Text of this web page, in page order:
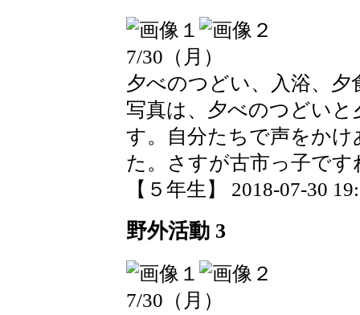
7/30（月）
夕べのつどい、入浴、
写真は、夕べのつどい
す。自分たちで声をか
た。さすが古市っ子です
【５年生】 2018-07-30
野外活動 3
7/30（月）